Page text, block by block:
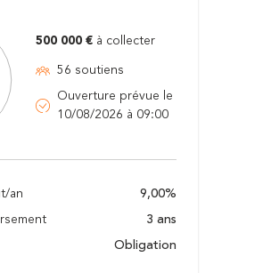
500 000 € à collecter
56 soutiens
Ouverture prévue le
10/08/2026 à 09:00
an 9,00%
3 ans
Obligation